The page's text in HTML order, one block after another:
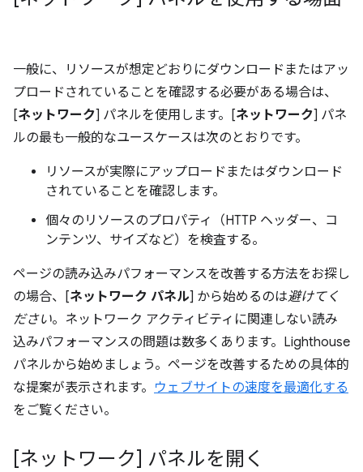
一般に、リソースが想定どおりにダウンロードまたはアッ
プロードされていることを確認する必要がある場合は、
[ネットワーク] パネルを使用します。[ネットワーク] パネ
ルの最も一般的なユースケースは次のとおりです。
リソースが実際にアップロードまたはダウンロード
されていることを確認します。
個々のリソースのプロパティ（HTTP ヘッダー、コ
ンテンツ、サイズなど）を検査する。
ページの読み込みパフォーマンスを改善する方法をお探し
の場合、[ネットワーク パネル] から始めるのは避けてく
ださい。ネットワーク アクティビティに関連しない読み
込みパフォーマンスの問題は数多くあります。Lighthouse
パネルから始めましょう。ページを改善するための具体的
な提案が表示されます。 ウェブサイトの速度を最適化する
をご覧ください。
[ネットワーク] パネルを開く